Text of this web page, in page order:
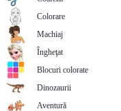
Colorare
Machiaj
Îngheţat
Blocuri colorate
Dinozaurii
Aventură